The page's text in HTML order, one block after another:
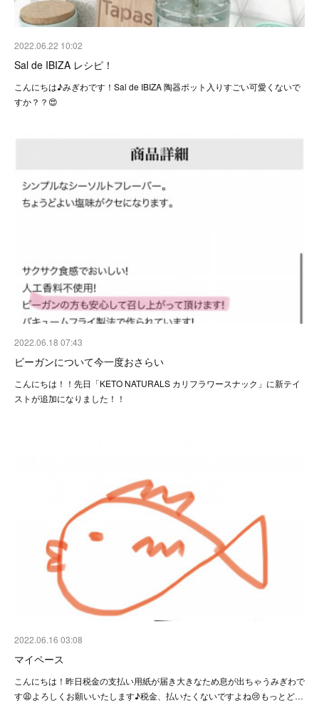
2022.06.22 10:02
Sal de IBIZA レシピ！
こんにちは♪みぎわです！Sal de IBIZA 陶器ポット入りすごい可愛くないで
すか？？😍
2022.06.18 07:43
ビーガンについて今一度おさらい
こんにちは！！先日「KETO NATURALS カリフラワースナック」に新テイ
ストが追加になりました！！
2022.06.16 03:08
マイペース
こんにちは！昨日税金の支払い用紙が届き大きなため息が出ちゃうみぎわで
す😩よろしくお願いいたします♪税金、払いたくないですよね😢もっとど…